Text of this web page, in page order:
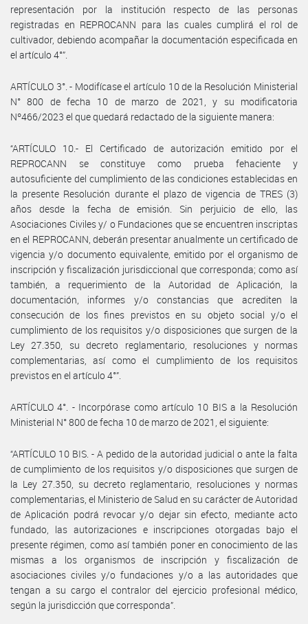
representación por la institución respecto de las personas
registradas en REPROCANN para las cuales cumplirá el rol de
cultivador, debiendo acompañar la documentación especificada en
el artículo 4°”.
ARTÍCULO 3°. - Modifícase el artículo 10 de la Resolución Ministerial
N° 800 de fecha 10 de marzo de 2021, y su modificatoria
Nº466/2023 el que quedará redactado de la siguiente manera:
“ARTÍCULO 10.- El Certificado de autorización emitido por el
REPROCANN se constituye como prueba fehaciente y
autosuficiente del cumplimiento de las condiciones establecidas en
la presente Resolución durante el plazo de vigencia de TRES (3)
años desde la fecha de emisión. Sin perjuicio de ello, las
Asociaciones Civiles y/ o Fundaciones que se encuentren inscriptas
en el REPROCANN, deberán presentar anualmente un certificado de
vigencia y/o documento equivalente, emitido por el organismo de
inscripción y fiscalización jurisdiccional que corresponda; como así
también, a requerimiento de la Autoridad de Aplicación, la
documentación, informes y/o constancias que acrediten la
consecución de los fines previstos en su objeto social y/o el
cumplimiento de los requisitos y/o disposiciones que surgen de la
Ley 27.350, su decreto reglamentario, resoluciones y normas
complementarias, así como el cumplimiento de los requisitos
previstos en el artículo 4°”.
ARTÍCULO 4°. - Incorpórase como artículo 10 BIS a la Resolución
Ministerial N° 800 de fecha 10 de marzo de 2021, el siguiente:
“ARTÍCULO 10 BIS. - A pedido de la autoridad judicial o ante la falta
de cumplimiento de los requisitos y/o disposiciones que surgen de
la Ley 27.350, su decreto reglamentario, resoluciones y normas
complementarias, el Ministerio de Salud en su carácter de Autoridad
de Aplicación podrá revocar y/o dejar sin efecto, mediante acto
fundado, las autorizaciones e inscripciones otorgadas bajo el
presente régimen, como así también poner en conocimiento de las
mismas a los organismos de inscripción y fiscalización de
asociaciones civiles y/o fundaciones y/o a las autoridades que
tengan a su cargo el contralor del ejercicio profesional médico,
según la jurisdicción que corresponda”.